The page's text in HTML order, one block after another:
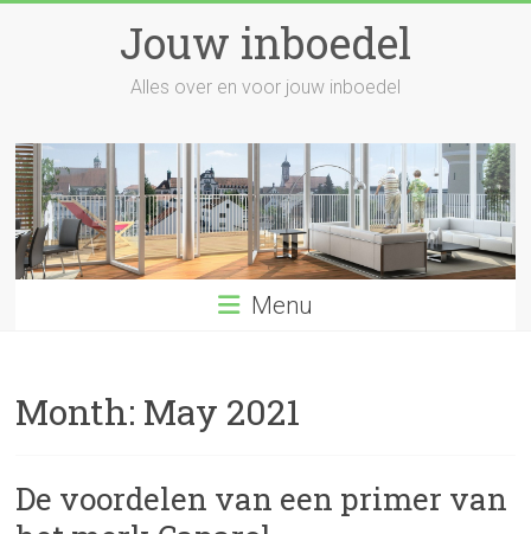
Jouw inboedel
Alles over en voor jouw inboedel
Menu
Month: May 2021
De voordelen van een primer van